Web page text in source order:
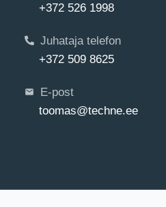
+372 526 1998
Juhataja telefon
+372 509 8625
E-post
toomas@techne.ee